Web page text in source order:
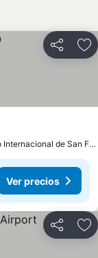
Compartir
a 0.5 km de: Aeropuerto Internacional de San Francisco
Ver precios
Compartir